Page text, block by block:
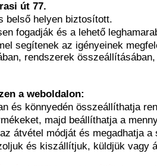
út 77.
belső helyen biztosított.
fogadják és a lehető
segítenek az igényeinek
rendszerek
a weboldalon:
és könnyedén összeállíthatja
majd beállíthatja a
átvétel módját és megadhatja
és kiszállítjuk, küldjük vagy